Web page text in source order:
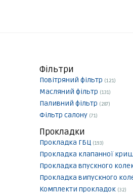
Фільтри
Повітряний фільтр (121)
Масляний фільтр (131)
Паливний фільтр (287)
Фільтр салону (71)
Прокладки
Прокладка ГБЦ (193)
Прокладка клапанної
Прокладка впускного
Прокладка випускного
Комплекти прокладок (32)